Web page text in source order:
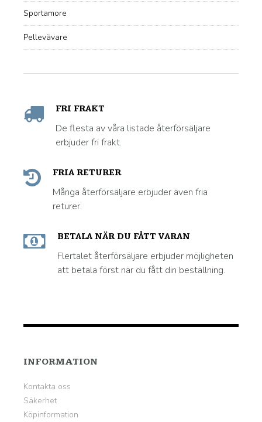
Sportamore
Pellevävare
FRI FRAKT
De flesta av våra listade återförsäljare
erbjuder fri frakt.
FRIA RETURER
Många återförsäljare erbjuder även fria
returer.
BETALA NÄR DU FÅTT VARAN
Flertalet återförsäljare erbjuder möjligheten
att betala först när du fått din beställning.
INFORMATION
Kontakta oss
Säkerhet
Köpinformation